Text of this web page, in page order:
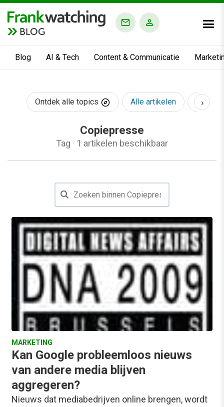
BLOG
Blog AI & Tech Content & Communicatie
Ontdek alle topics Alle artikelen AI &
›
Copiepresse
Tag · 1 artikelen beschikbaar
MARKETING
Kan Google probleemloos nieuws
van andere media blijven
aggregeren?
Nieuws dat mediabedrijven online brengen, wordt